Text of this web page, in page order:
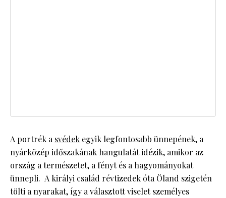
A portrék a svédek egyik legfontosabb ünnepének, a
nyárközép időszakának hangulatát idézik, amikor az
ország a természetet, a fényt és a hagyományokat
ünnepli. A királyi család révtizedek óta Öland szigetén
tölti a nyarakat, így a választott viselet személyes